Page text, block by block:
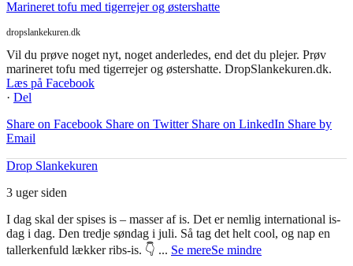
Marineret tofu med tigerrejer og østershatte
dropslankekuren.dk
Vil du prøve noget nyt, noget anderledes, end det du plejer. Prøv
marineret tofu med tigerrejer og østershatte. DropSlankekuren.dk.
Læs på Facebook
· Del
Share on Facebook Share on Twitter Share on LinkedIn Share by
Email
Drop Slankekuren
3 uger siden
I dag skal der spises is – masser af is. Det er nemlig international is-
dag i dag. Den tredje søndag i juli. Så tag det helt cool, og nap en
tallerkenfuld lækker ribs-is. 👇 ... Se mereSe mindre